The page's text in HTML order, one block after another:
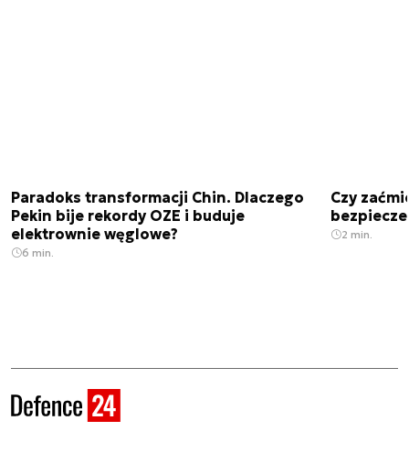
Paradoks transformacji Chin. Dlaczego
Pekin bije rekordy OZE i buduje
elektrownie węglowe?
6 min.
Czy
2 min.